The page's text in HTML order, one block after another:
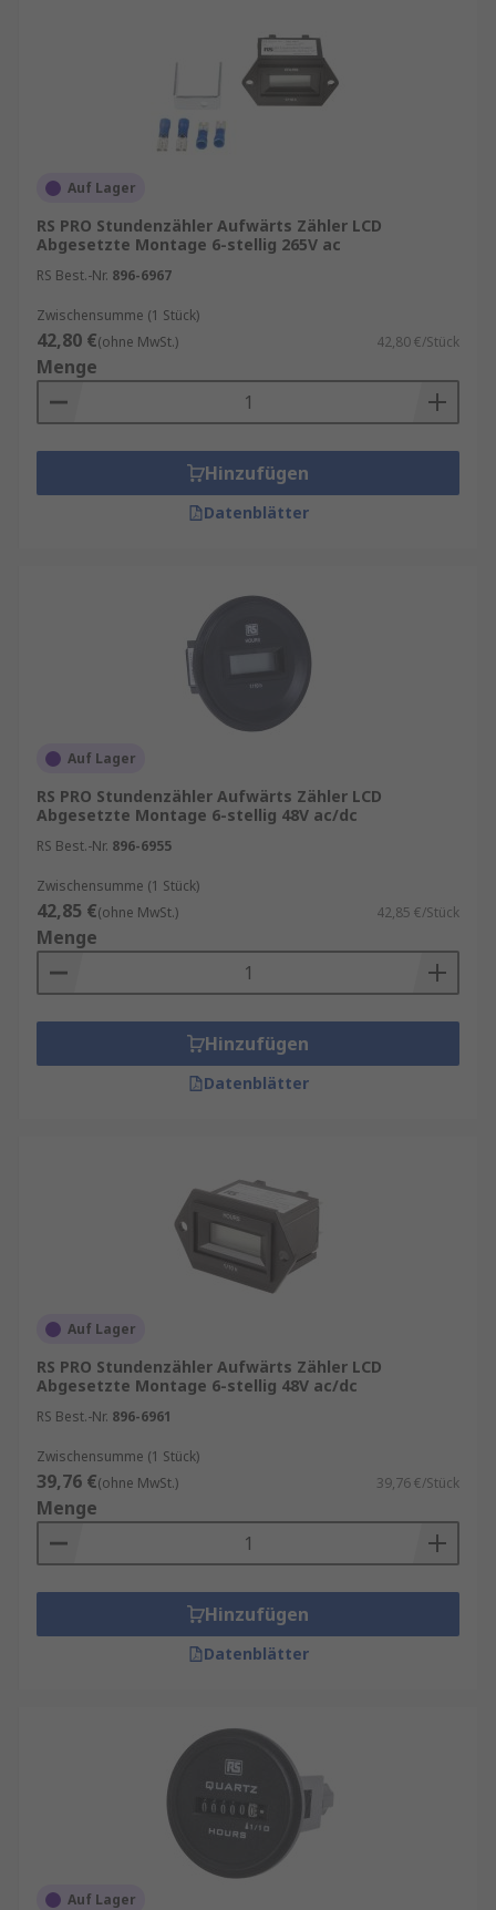
Auf Lager
RS PRO Stundenzähler Aufwärts Zähler LCD
Abgesetzte Montage 6-stellig 265V ac
RS Best.-Nr. 896-6967
Zwischensumme (1 Stück)
42,80 €(ohne MwSt.) 42,80 €/Stück
Menge
Hinzufügen
Datenblätter
Auf Lager
RS PRO Stundenzähler Aufwärts Zähler LCD
Abgesetzte Montage 6-stellig 48V ac/dc
RS Best.-Nr. 896-6955
Zwischensumme (1 Stück)
42,85 €(ohne MwSt.) 42,85 €/Stück
Menge
Hinzufügen
Datenblätter
Auf Lager
RS PRO Stundenzähler Aufwärts Zähler LCD
Abgesetzte Montage 6-stellig 48V ac/dc
RS Best.-Nr. 896-6961
Zwischensumme (1 Stück)
39,76 €(ohne MwSt.) 39,76 €/Stück
Menge
Hinzufügen
Datenblätter
Auf Lager